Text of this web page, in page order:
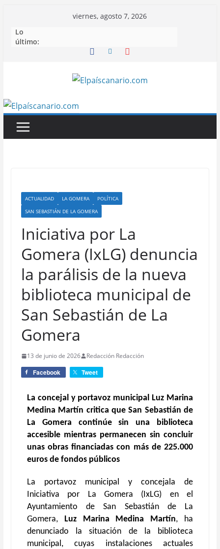
contenido
viernes, agosto 7, 2026
Lo
último:
ACTUALIDAD LA GOMERA
POLÍTICA
SAN SEBASTIÁN DE LA GOMERA
Iniciativa por La
Gomera (IxLG) denuncia
la parálisis de la nueva
biblioteca municipal de
San Sebastián de La
Gomera
13 de junio de 2026 Redacción Redacción
Facebook Tweet
La concejal y portavoz municipal Luz Marina
Medina Martín critica que San Sebastián de
La Gomera continúe sin una biblioteca
accesible mientras permanecen sin concluir
unas obras financiadas con más de 225.000
euros de fondos públicos
La portavoz municipal y concejala de
Iniciativa por La Gomera (IxLG) en el
Ayuntamiento de San Sebastián de La
Gomera, Luz Marina Medina Martín, ha
denunciado la situación de la biblioteca
municipal, cuyas instalaciones actuales